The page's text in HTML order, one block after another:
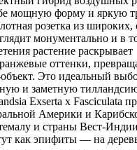
мощную форму и яркую
розетка из широких,
монументально и в
растение раскрывает
оттенки,
Это идеальный
и заметную
Exserta x Fasciculata
Америки и
и страны Вест-
как эпифиты — на